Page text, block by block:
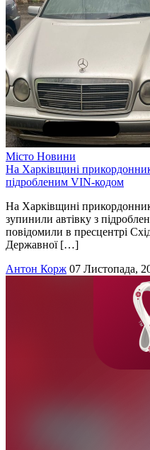
Місто Новини
На Харківщині
підробленим VIN-кодом
На Харківщині
зупинили автівку з
повідомили в пресцентрі
Державної […]
Антон Корж 07 Листопада,